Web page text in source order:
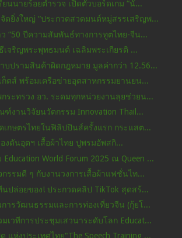
ยนนายร้อยตำรวจ เปิดตัวบอร์ดเกม “นั...
ดยิ่งใหญ่ “ประกวดสวดมนต์หมู่สรรเสริญพ...
“50 ปีความสัมพันธ์ทางการทูตไทย-จีน...
เจริญพระพุทธมนต์ เฉลิมพระเกียรติ ...
บปรามสินค้าผิดกฎหมาย มูลค่ากว่า 12.56...
ก็ตส์ พร้อมเครือข่ายอุตสาหกรรมยานยน...
ระทรวง อว. ระดมทุกหน่วยงานลุยช่วยน...
งานวิจัยนวัตกรรม Innovation Thail...
เกษตรไทยในฟิลิปปินส์ครั้งแรก กระแสต...
งดันอุตฯ เสื้อผ้าไทย ปูพรมอัพสกิ...
World Forum 2025 ณ Queen ...
รรมดี ๆ กับงานวงการเสื้อผ้าแฟชั่นไท...
ปล่อยของ! ประกวดคลิป TikTok สุดสร้...
ารวัฒนธรรมและการท่องเที่ยวจีน (กุ้ยโ...
เวทีการประชุมเสวนาระดับโลก Educat...
แห่งประเทศไทย"The Speech Training ...